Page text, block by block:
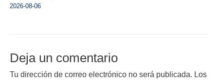
2026-08-06
Deja un comentario
Tu dirección de correo electrónico no será publicada. Los